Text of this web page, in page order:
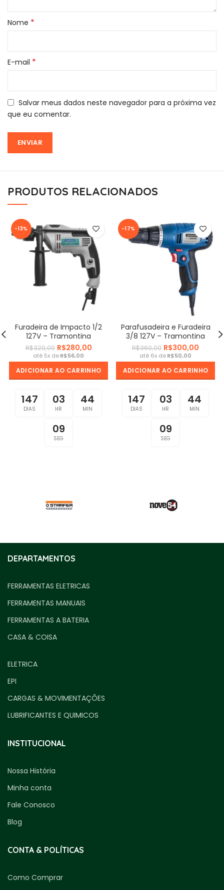
Nome *
E-mail *
Salvar meus dados neste navegador para a próxima vez
que eu comentar.
PRODUTOS RELACIONADOS
-13%
Furadeira de Impacto 1/2
127V – Tramontina
R$320,00 R$280,00
R$
ADICIONAR AO CARRINHO
147
DIAS
03
HR
44
MIN
09
SEG
-17%
Parafusadeira e Furadeira
3/8 127V – Tramontina
R$360,00 R$300,00
R$
ADICIONAR AO CARRINHO
147
DIAS
03
HR
44
MIN
09
SEG
DEPARTAMENTOS
FERRAMENTAS ELETRICAS
FERRAMENTAS MANUAIS
FERRAMENTAS A BATERIA
CASA & COISA
ELETRICA
EPI
CARGAS & MOVIMENTAÇÕES
LUBRIFICANTES E QUIMICOS
INSTITUCIONAL
Nossa História
Minha conta
Fale Conosco
Blog
CONTA & POLÍTICAS
Como Comprar